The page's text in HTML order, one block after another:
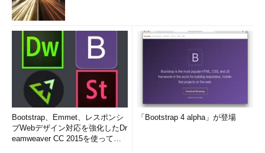
Bootstrap、Emmet、レスポンシ
ブWebデザイン対応を強化したDr
eamweaver CC 2015を使って
「Bootstrap 4 alpha」が登場